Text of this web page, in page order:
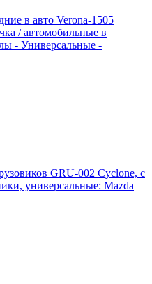
в авто Verona-1505
/ автомобильные в
- Универсальные -
GRU-002 Cyclone, с
универсальные: Mazda